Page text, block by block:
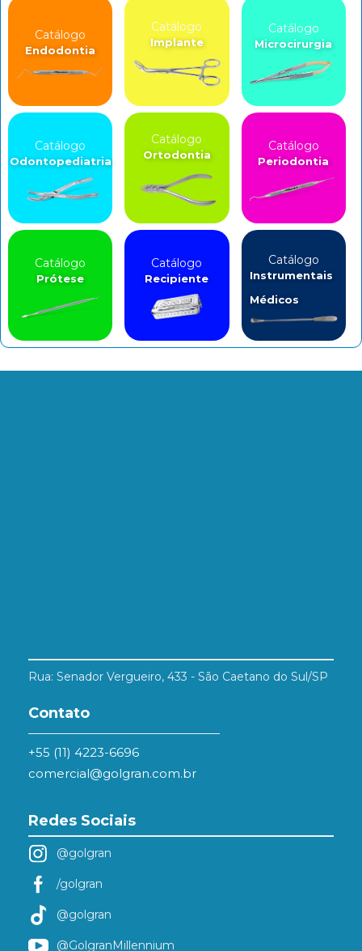
Catálogo
Endodontia
Catálogo
Implante
Catálogo
Microcirurgia
Catálogo
Odontopediatria
Catálogo
Ortodontia
Catálogo
Periodontia
Catálogo
Prótese
Catálogo
Recipiente
Catálogo
Instrumentais
Médicos
Rua: Senador Vergueiro, 433 - São Caetano do Sul/SP
Contato
+55 (11) 4223-6696
comercial@golgran.com.br
Redes Sociais
@golgran
/golgran
@golgran
@GolgranMillennium